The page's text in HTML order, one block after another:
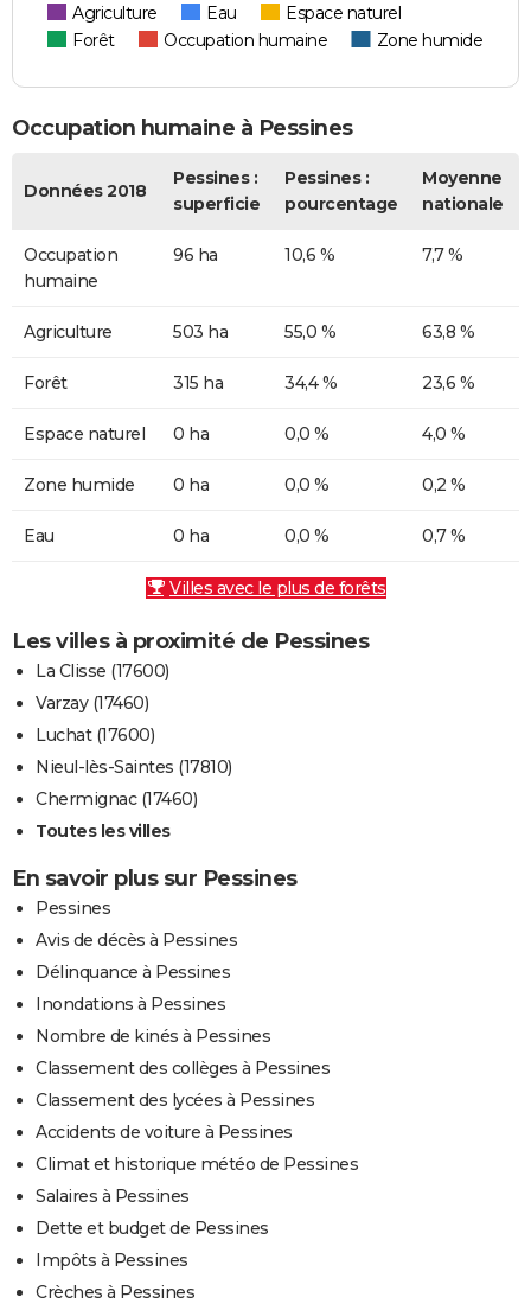
Agriculture Eau
Espace naturel
Forêt
Occupation humaine Zone humide
Occupation humaine à Pessines
Données 2018
Pessines :
superficie
Pessines :
pourcentage
Moyenne
nationale
Occupation
humaine
96 ha 10,6 % 7,7 %
Agriculture 503 ha 55,0 % 63,8 %
Forêt 315 ha 34,4 % 23,6 %
Espace naturel 0 ha 0,0 % 4,0 %
Zone humide 0 ha 0,0 % 0,2 %
Eau 0 ha 0,0 % 0,7 %
Villes avec le plus de forêts
Les villes à proximité de Pessines
La Clisse (17600)
Varzay (17460)
Luchat (17600)
Nieul-lès-Saintes (17810)
Chermignac (17460)
Toutes les villes
En savoir plus sur Pessines
Pessines
Avis de décès à Pessines
Délinquance à Pessines
Inondations à Pessines
Nombre de kinés à Pessines
Classement des collèges à Pessines
Classement des lycées à Pessines
Accidents de voiture à Pessines
Climat et historique météo de Pessines
Salaires à Pessines
Dette et budget de Pessines
Impôts à Pessines
Crèches à Pessines